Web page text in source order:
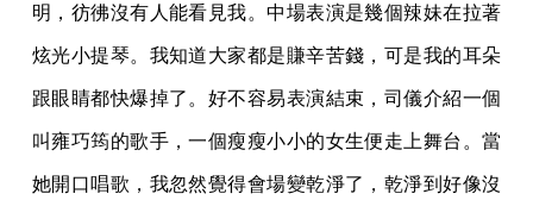
明，彷彿沒有人能看見我。中場表演是幾個辣妹在拉著
炫光小提琴。我知道大家都是賺辛苦錢，可是我的耳朵
跟眼睛都快爆掉了。好不容易表演結束，司儀介紹一個
叫雍巧筠的歌手，一個瘦瘦小小的女生便走上舞台。當
她開口唱歌，我忽然覺得會場變乾淨了，乾淨到好像沒